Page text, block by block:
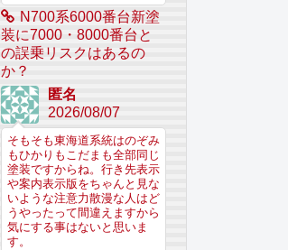
N700系6000番台新塗
装に7000・8000番台と
の誤乗リスクはあるの
か？
匿名
2026/08/07
そもそも東海道系統はのぞみ
もひかりもこだまも全部同じ
塗装ですからね。行き先表示
や案内表示版をちゃんと見な
いような注意力散漫な人はど
うやったって間違えますから
気にする事はないと思いま
す。